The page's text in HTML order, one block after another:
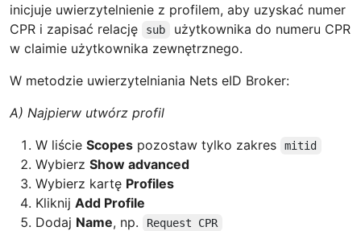
inicjuje uwierzytelnienie z profilem, aby uzyskać numer
CPR i zapisać relację
sub
użytkownika do numeru CPR
w claimie użytkownika zewnętrznego.
W metodzie uwierzytelniania Nets eID Broker:
A) Najpierw utwórz profil
W liście Scopes pozostaw tylko zakres mitid
Wybierz Show advanced
Wybierz kartę Profiles
Kliknij Add Profile
Dodaj Name, np. Request CPR